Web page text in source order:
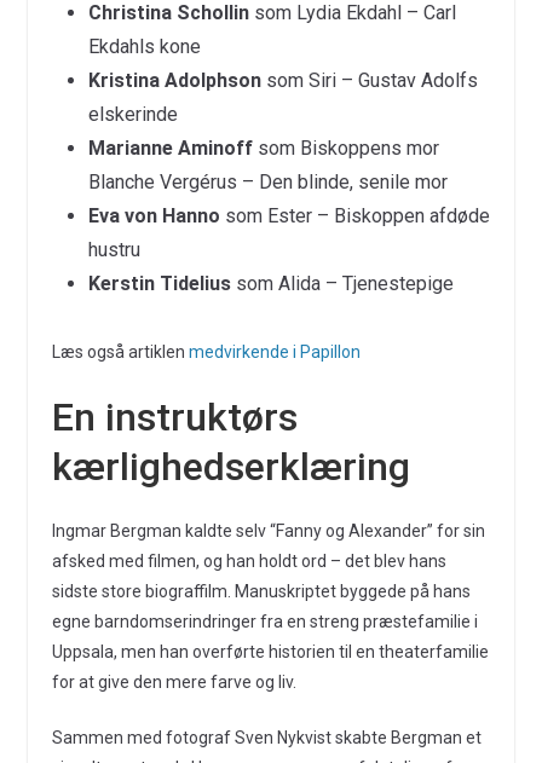
Christina Schollinsom Lydia Ekdahl – Carl
Ekdahls kone
Kristina Adolphsonsom Siri – Gustav Adolfs
elskerinde
Marianne Aminoffsom Biskoppens mor
Blanche Vergérus – Den blinde, senile mor
Eva von Hanno som Ester – Biskoppen afdøde
hustru
Kerstin Tideliussom Alida – Tjenestepige
Læs også artiklen medvirkende i Papillon
En instruktørs
kærlighedserklæring
Ingmar Bergman kaldte selv “Fanny og Alexander” for sin
afsked med filmen, og han holdt ord – det blev hans
sidste store biograffilm. Manuskriptet byggede på hans
egne barndomserindringer fra en streng præstefamilie i
Uppsala, men han overførte historien til en theaterfamilie
for at give den mere farve og liv.
Sammen med fotograf Sven Nykvist skabte Bergman et